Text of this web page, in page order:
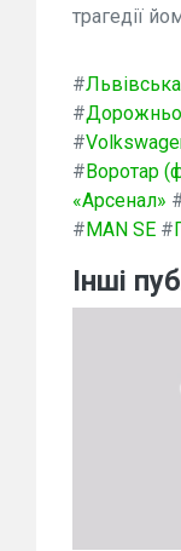
трагедії
#
#
#
#Воротар
«Арсенал»
#MAN SE #
Інші